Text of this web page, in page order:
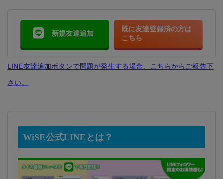
新規友達追加
既に友達登録済の方は
こちら
LINE友達追加ボタンで問題が発生する場合、こちらからご報告下
さい。
WiSE公式LINEとは？